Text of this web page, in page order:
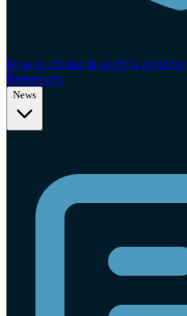
How to choose & verify a provider
References
News